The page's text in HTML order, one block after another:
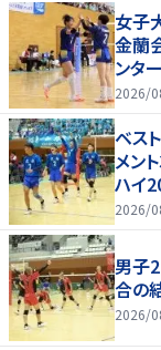
女子
金蘭
ンタ
2026/
ベス
メン
ハイ
2026/
男子
合の
2026/